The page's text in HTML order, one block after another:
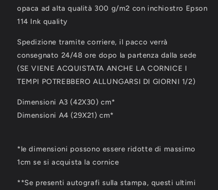
opaca ad alta qualità 300 g/m2 con inchiostro Epson
114 Ink quality
Spedizione tramite corriere, il pacco verrà
consegnato 24/48 ore dopo la partenza dalla sede
(SE VIENE ACQUISTATA ANCHE LA CORNICE I
TEMPI POTREBBERO ALLUNGARSI DI GIORNI 1/2)
Dimensioni A3 (42X30) cm*
Dimensioni A4 (29X21) cm*
*le dimensioni possono essere ridotte di massimo
1cm se si acquista la cornice
**Se presenti autografi sulla stampa, questi ultimi